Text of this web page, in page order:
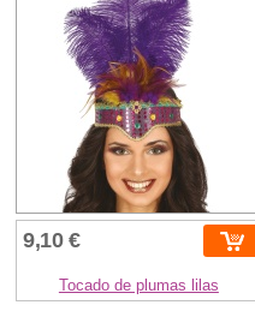
9,10 €
Tocado de plumas lilas